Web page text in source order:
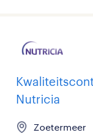
Nutricia
Zoetermeer